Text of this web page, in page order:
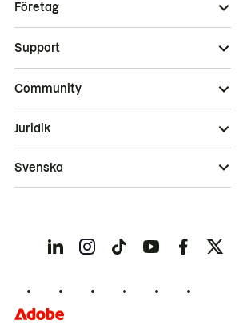
Företag
Support
Community
Juridik
Svenska